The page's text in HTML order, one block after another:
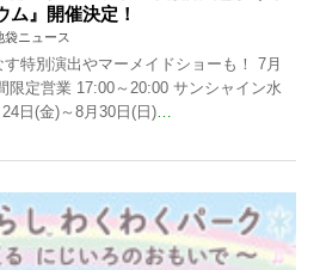
ム』開催決定！
袋ニュース
特別演出やマーメイドショーも！ 7月
定営業 17:00～20:00 サンシャイン水
日(金)～8月30日(日)…